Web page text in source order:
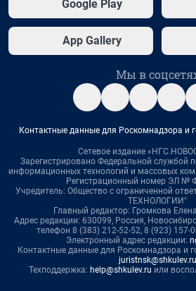
Google Play
App Gallery
Мы в
Контактные данные для Роскомнадзора и
Сетевое издание
Зарегистрировано Федеральной службой
информационных технологий и массовых
Регистрационный номер ЭЛ №
Учредитель: Общество с ограниченной
ТЕХНОЛОГИИ"
Главный редактор: Громкова
Адрес редакции: 630099, Россия,
телефон 8 (383) 212-52-52, 8 (923) 157-
Электронный адрес редакции:
Контактные данные для Роскомнадзора и
juristnsk@shkulev.ru
Техподдержка: help@shkulev.ru или